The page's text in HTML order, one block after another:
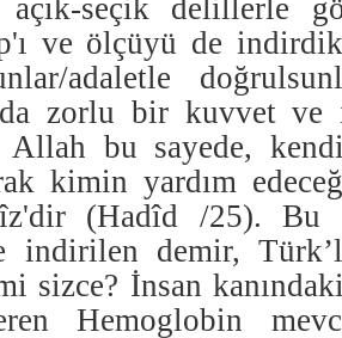
açık-seçik delillerle
ve ölçüyü de
adaletle
zorlu bir kuvvet ve
Allah bu sayede,
kimin yardım
(Hadîd /25). Bu
indirilen demir,
sizce? İnsan
Hemoglobin